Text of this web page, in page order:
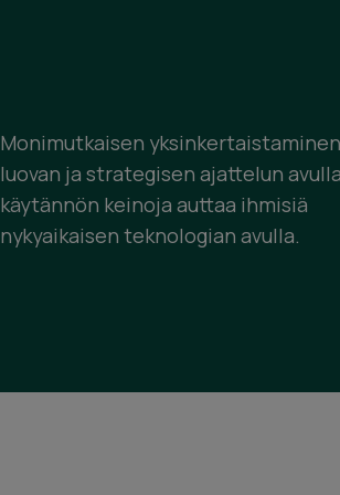
Monimutkaisen yksinkertaistaminen
luovan ja strategisen ajattelun
käytännön keinoja auttaa ihmisiä
nykyaikaisen teknologian avulla.